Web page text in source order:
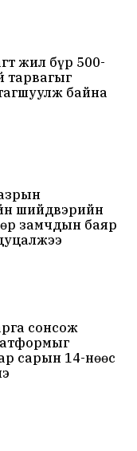
жил бүр 500-
тарвагыг
байна
шийдвэрийн
замчдын баяр
сонсож
сарын 14-нөөс